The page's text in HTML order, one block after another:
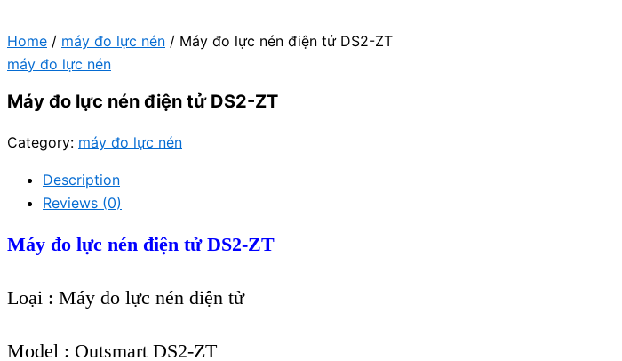
Home / máy đo lực nén / Máy đo lực nén điện tử DS2-ZT
máy đo lực nén
Máy đo lực nén điện tử DS2-ZT
Category: máy đo lực nén
Description
Reviews (0)
Máy đo lực nén điện tử DS2-ZT
Loại : Máy đo lực nén điện tử
Model : Outsmart DS2-ZT